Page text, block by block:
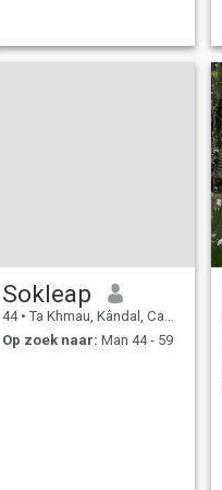
Sokleap
44 • Ta Khmau, Kândal, Cambodja
Op zoek naar: Man 44 - 59